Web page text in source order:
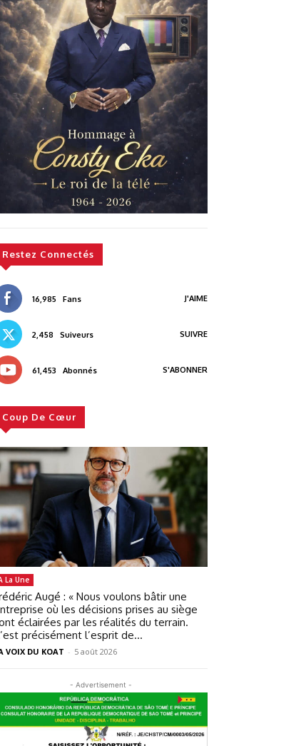
Restez Connectés
16,985 Fans J'AIME
2,458 Suiveurs SUIVRE
61,453 Abonnés S'ABONNER
Coup De Cœur
La Une
Augé : « Nous voulons bâtir une
où les décisions prises au siège
éclairées par les réalités du terrain.
précisément l’esprit de...
VOIX DU KOAT - 5 août 2026
- Advertisement -